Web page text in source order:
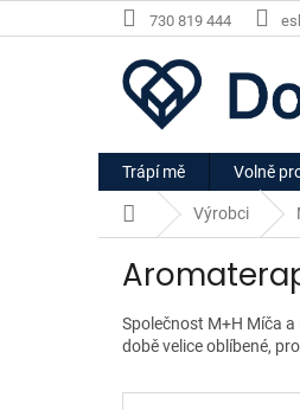
na
730 819 444
Trápí mě Volně
Domů Výrobci
Společnost M+H Míča
době velice oblíbené,